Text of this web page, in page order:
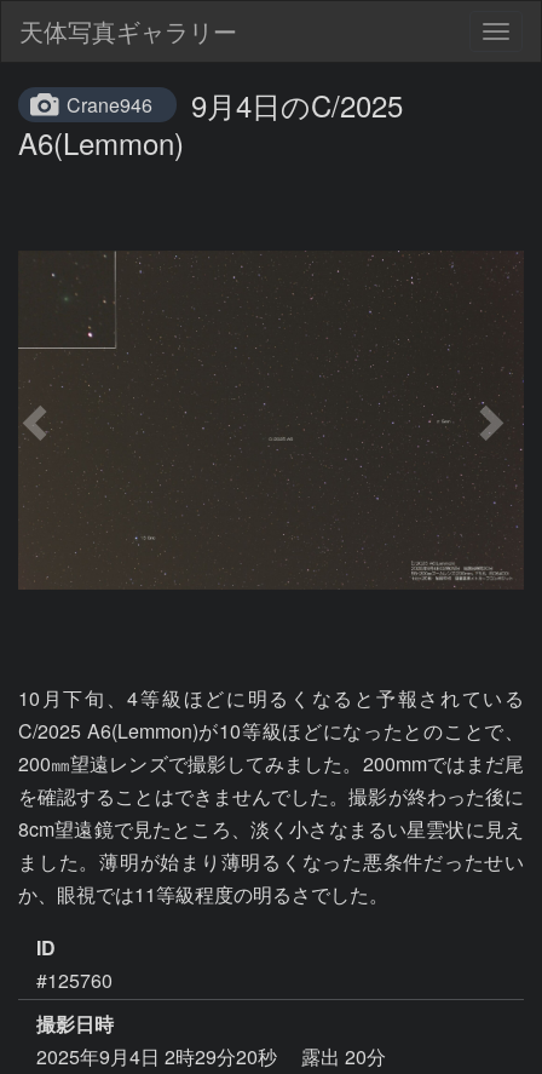
天体写真ギャラリー
Crane946
9月4日のC/2025
A6(Lemmon)
10月下旬、4等級ほどに明るくなると予報されている
C/2025 A6(Lemmon)が10等級ほどになったとのことで、
200㎜望遠レンズで撮影してみました。200mmではまだ尾
を確認することはできませんでした。撮影が終わった後に
8cm望遠鏡で見たところ、淡く小さなまるい星雲状に見え
ました。薄明が始まり薄明るくなった悪条件だったせい
か、眼視では11等級程度の明るさでした。
ID
#125760
撮影日時
2025年9月4日 2時29分20秒
露出 20分